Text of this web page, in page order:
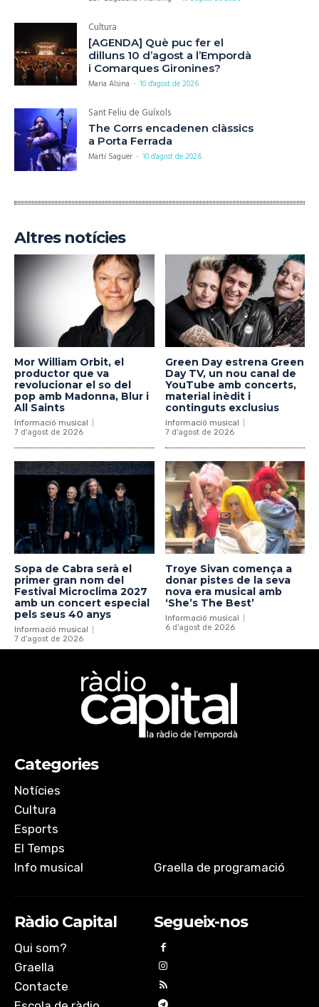
Cultura
[AGENDA] Què puc fer el
dilluns 10 d’agost a l’Empordà
i Comarques Gironines?
Maria Alsina - 10 d'agost de 2026
Sant Feliu de Guíxols
The Corrs encadenen clàssics
a Porta Ferrada
Martí Saguer - 10 d'agost de 2026
Altres notícies
Mor William Orbit, el
productor que va
revolucionar el so del
pop amb Madonna, Blur i
All Saints
Informació musical
7 d'agost de 2026
Green Day estrena Green
Day TV, un nou canal de
YouTube amb concerts,
material inèdit i
continguts exclusius
Informació musical
7 d'agost de 2026
Sopa de Cabra serà el
primer gran nom del
Festival Microclima 2027
amb un concert especial
pels seus 40 anys
Informació musical
7 d'agost de 2026
Troye Sivan comença a
donar pistes de la seva
nova era musical amb
‘She’s The Best’
Informació musical
6 d'agost de 2026
Categories
Notícies
Cultura
Esports
El Temps
Info musical
Graella de programació
Ràdio Capital
Qui som?
Graella
Contacte
Segueix-nos